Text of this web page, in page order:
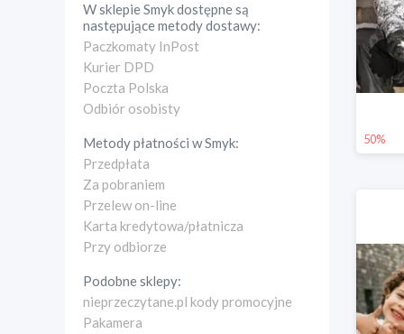
W sklepieSmykdostępne są
następujące metody dostawy:
Paczkomaty InPost
Kurier DPD
Poczta Polska
Odbiór osobisty
Metody płatności wSmyk:
Przedpłata
Za pobraniem
Przelew on-line
Karta kredytowa/płatnicza
Przy odbiorze
Podobne sklepy:
nieprzeczytane.pl kody promocyjne
Pakamera
50%